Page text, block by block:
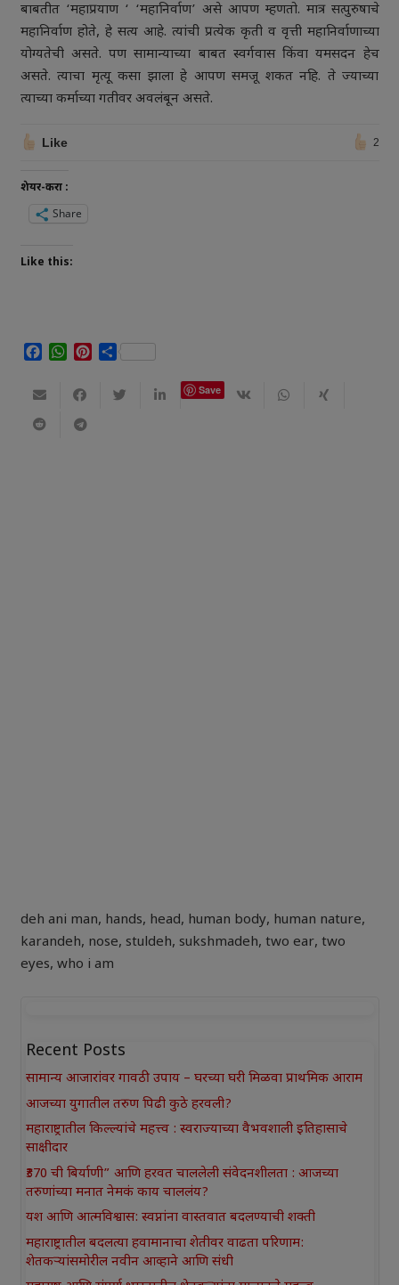
बाबतीत ‘महाप्रयाण ‘ ‘महानिर्वाण’ असे आपण म्हणतो. मात्र सत्पुरुषाचे
महानिर्वाण होते, हे सत्य आहे. त्यांची प्रत्येक कृती व वृत्ती महानिर्वाणाच्या
योग्यतेची असते. पण सामान्याच्या बाबत स्वर्गवास किंवा यमसदन हेच
असते. त्याचा मृत्यू कसा झाला हे आपण समजू शकत नहि. ते ज्याच्या
त्याच्या कर्माच्या गतीवर अवलंबून असते.
Like 2
शेयर-करा :
Share
Like this:
Facebook
WhatsApp
Pinterest
Share
Save
deh ani man, hands, head, human body, human nature,
karandeh, nose, stuldeh, sukshmadeh, two ear, two
eyes, who i am
Recent Posts
सामान्य आजारांवर गावठी उपाय – घरच्या घरी मिळवा प्राथमिक आराम
आजच्या युगातील तरुण पिढी कुठे हरवली?
महाराष्ट्रातील किल्ल्यांचे महत्त्व : स्वराज्याच्या वैभवशाली इतिहासाचे
साक्षीदार
₹370 ची बिर्याणी” आणि हरवत चाललेली संवेदनशीलता : आजच्या
तरुणांच्या मनात नेमकं काय चाललंय?
यश आणि आत्मविश्वास: स्वप्नांना वास्तवात बदलण्याची शक्ती
महाराष्ट्रातील बदलत्या हवामानाचा शेतीवर वाढता परिणाम:
शेतकऱ्यांसमोरील नवीन आव्हाने आणि संधी